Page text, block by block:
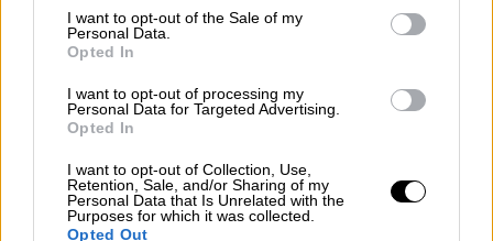
consent section.
I want to opt-out of the Sale of my
Personal Data.
Opted In
I want to opt-out of processing my
Personal Data for Targeted Advertising.
Opted In
I want to opt-out of Collection, Use,
Retention, Sale, and/or Sharing of my
Personal Data that Is Unrelated with the
Purposes for which it was collected.
Opted Out
Τα εντυπωσιακά αποτελέσματα
Τα αποτελέσματα έδειξαν σαφή βελτίωση
για τους χρήστες του Facebook που έμειναν
διάστημα.
Η συναισθηματική τους ευεξία ενισχύθηκε